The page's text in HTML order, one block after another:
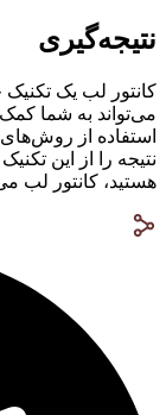
نتیجه‌گیری
کانتور لب یک
می‌تواند به شما کمک
استفاده از
نتیجه را از این
هستید، کانتور لب